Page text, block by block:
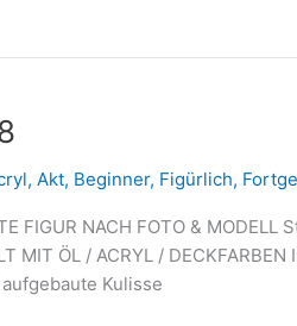
, Akt, Beginner, Figürlich,
FIGUR NACH FOTO &
MIT ÖL / ACRYL /
Kulisse